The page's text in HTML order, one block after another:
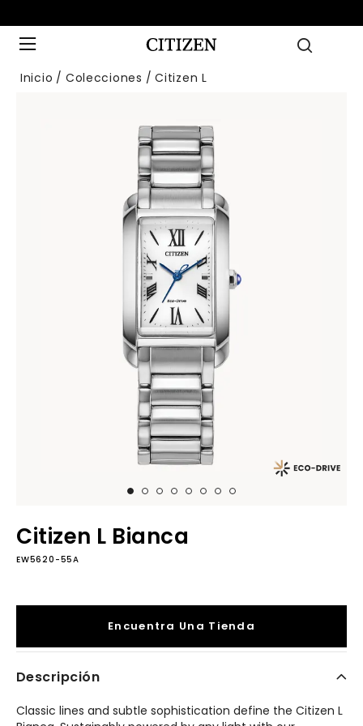
Inicio Colecciones Citizen L
Citizen L Bianca
EW5620-55A
Encuentra Una Tienda
Descripción
Classic lines and subtle sophistication define the Citizen L